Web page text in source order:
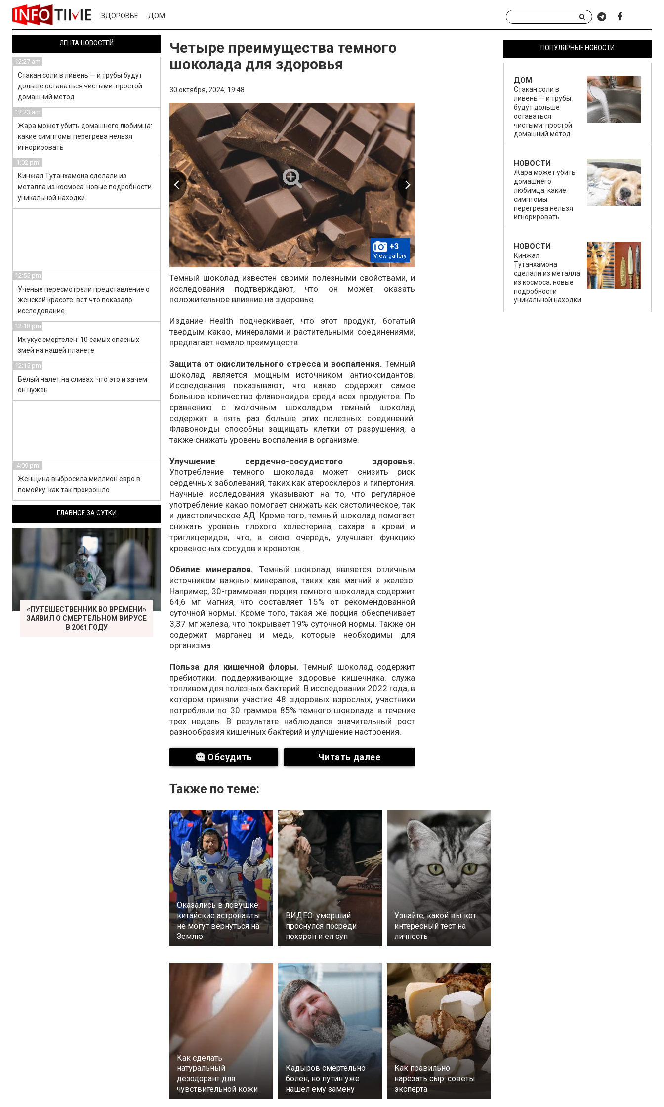
ЗДОРОВЬЕ ДОМ
Четыре преимущества темного
шоколада для здоровья
30 октября, 2024, 19:48
+3
View gallery
Темный шоколад известен своими полезными свойствами, и
исследования подтверждают, что он может оказать
положительное влияние на здоровье.
Издание Health подчеркивает, что этот продукт, богатый
твердым какао, минералами и растительными соединениями,
предлагает немало преимуществ.
Защита от окислительного стресса и воспаления. Темный
шоколад является мощным источником антиоксидантов.
Исследования показывают, что какао содержит самое
большое количество флавоноидов среди всех продуктов. По
сравнению с молочным шоколадом темный шоколад
содержит в пять раз больше этих полезных соединений.
Флавоноиды способны защищать клетки от разрушения, а
также снижать уровень воспаления в организме.
Улучшение сердечно-сосудистого здоровья.
Употребление темного шоколада может снизить риск
сердечных заболеваний, таких как атеросклероз и гипертония.
Научные исследования указывают на то, что регулярное
употребление какао помогает снижать как систолическое, так
и диастолическое АД. Кроме того, темный шоколад помогает
снижать уровень плохого холестерина, сахара в крови и
триглицеридов, что, в свою очередь, улучшает функцию
кровеносных сосудов и кровоток.
Обилие минералов. Темный шоколад является отличным
источником важных минералов, таких как магний и железо.
Например, 30-граммовая порция темного шоколада содержит
64,6 мг магния, что составляет 15% от рекомендованной
суточной нормы. Кроме того, такая же порция обеспечивает
3,37 мг железа, что покрывает 19% суточной нормы. Также он
содержит марганец и медь, которые необходимы для
организма.
Польза для кишечной флоры.Темный шоколад содержит
пребиотики, поддерживающие здоровье кишечника, служа
топливом для полезных бактерий. В исследовании 2022 года, в
котором приняли участие 48 здоровых взрослых, участники
потребляли по 30 граммов 85% темного шоколада в течение
трех недель. В результате наблюдался значительный рост
разнообразия кишечных бактерий и улучшение настроения.
Обсудить Читать далее
Также по теме:
Оказались в ловушке:
китайские астронавты
не могут вернуться на
Землю
ВИДЕО: умерший
проснулся посреди
похорон и ел суп
Узнайте, какой вы кот:
интересный тест на
личность
Как сделать
натуральный
дезодорант для
чувствительной кожи
Кадыров смертельно
болен, но путин уже
нашел ему замену
Как правильно
нарезать сыр: советы
эксперта
ПОПУЛЯРНЫЕ НОВОСТИ
ДОМ
Стакан соли в
ливень — и трубы
будут дольше
оставаться
чистыми: простой
домашний метод
НОВОСТИ
Жара может убить
домашнего
любимца: какие
симптомы
перегрева нельзя
игнорировать
НОВОСТИ
Кинжал
Тутанхамона
сделали из металла
из космоса: новые
подробности
уникальной находки
ЛЕНТА НОВОСТЕЙ
12:27 am
Стакан соли в ливень — и трубы будут
дольше оставаться чистыми: простой
домашний метод
12:23 am
Жара может убить домашнего любимца:
какие симптомы перегрева нельзя
игнорировать
1:02 pm
Кинжал Тутанхамона сделали из
металла из космоса: новые подробности
уникальной находки
12:55 pm
Ученые пересмотрели представление о
женской красоте: вот что показало
исследование
12:18 pm
Их укус смертелен: 10 самых опасных
змей на нашей планете
12:15 pm
Белый налет на сливах: что это и зачем
он нужен
4:09 pm
Женщина выбросила миллион евро в
помойку: как так произошло
ГЛАВНОЕ ЗА СУТКИ
«ПУТЕШЕСТВЕННИК ВО ВРЕМЕНИ»
ЗАЯВИЛ О СМЕРТЕЛЬНОМ ВИРУСЕ
В 2061 ГОДУ